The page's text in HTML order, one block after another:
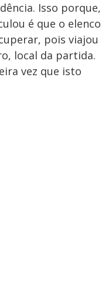
Isso porque,
é que o elenco
pois viajou
local da partida.
vez que isto